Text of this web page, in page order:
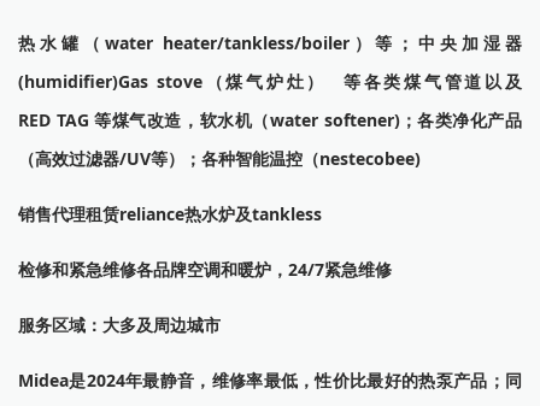
热水罐（water heater/tankless/boiler）等；中央加湿器
(humidifier)Gas stove（煤气炉灶） 等各类煤气管道以及
RED TAG 等煤气改造，软水机（water softener)；各类净化产品
（高效过滤器/UV等）；各种智能温控（nestecobee)
销售代理租赁reliance热水炉及tankless
检修和紧急维修各品牌空调和暖炉，24/7紧急维修
服务区域：大多及周边城市
Midea是2024年最静音，维修率最低，性价比最好的热泵产品；同